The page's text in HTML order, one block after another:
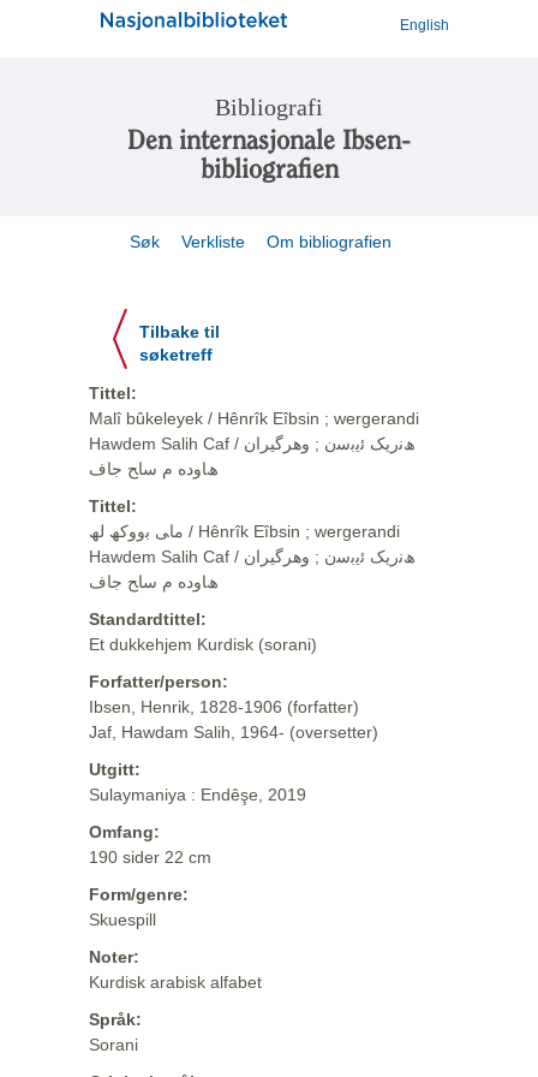
English
Bibliografi
Den internasjonale Ibsen-
bibliografien
Søk Verkliste Om bibliografien
Tilbake til
søketreff
Tittel:
Malî bûkeleyek / Hênrîk Eîbsin ; wergerandi
Hawdem Salih Caf / ھﻧرﯾﮏ ﺋﯾﺑﺳن ; وهرگيران
ھﺎوده م ﺳﺎﺢ ﺟﺎف
Tittel:
ﻣﺎﯽ ﺑووﮐﮫ ﻟﮫ / Hênrîk Eîbsin ; wergerandi
Hawdem Salih Caf / ھﻧرﯾﮏ ﺋﯾﺑﺳن ; وهرگيران
ھﺎوده م ﺳﺎﺢ ﺟﺎف
Standardtittel:
Et dukkehjem Kurdisk (sorani)
Forfatter/person:
Ibsen, Henrik, 1828-1906 (forfatter)
Jaf, Hawdam Salih, 1964- (oversetter)
Utgitt:
Sulaymaniya : Endêşe, 2019
Omfang:
190 sider 22 cm
Form/genre:
Skuespill
Noter:
Kurdisk arabisk alfabet
Språk:
Sorani